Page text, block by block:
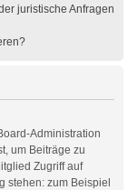
juristische Anfragen
Administration
um Beiträge zu
Zugriff auf
stehen: zum Beispiel